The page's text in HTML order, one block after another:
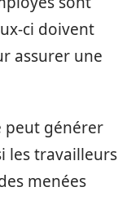
ci doivent
assurer une
peut générer
les travailleurs
menées